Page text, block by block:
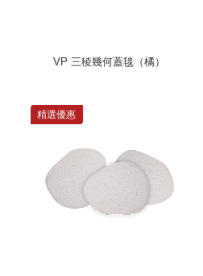
VP 三稜幾何蓋毯（橘）
精選優惠